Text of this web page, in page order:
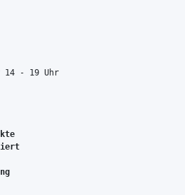
14 - 19 Uhr